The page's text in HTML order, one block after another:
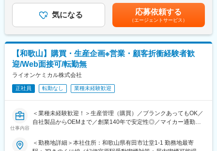
・1日5～6万点に及ぶ製品の製造管理
◎評価制度が明確で、努力が正当に評価される風土
・未経験入社から4年で係長昇格や新卒入社3年で課長昇格といっ
た実績多数
■勤務時間例：
0:00～9:00、1:00～10:00、7:00～16:00、8:00～17:00
13:00～22:00、9:00～18:00、5:00～14:00、6:00～15:00
※選考を通して配属課を決定いたします
■こだわり
https://www.fujimotofoods.co.jp/kodawari/index.html
https://www.fujimotofoods.co.jp/products/index.html
部次長、同本部長といったキャリアステップをご用意しておりま
す。
・正社員数：約10名（係長：1～2名、課長：1～2名）
少数精鋭の正社員体制で、現場全体を統括しています。
■やりがい魅力
◎何よりスケールの大きなマネジメント経験を積むことが可能で
す。
◎製造管理者として最大100名規模のメンバー管理、1日4～6万点
に及ぶ製品の製造管理、数億円/月の予実管理もやりがいのある仕
事です。
0:00～9:00、1:00～10:00、7:00～16:00、8:00～17:00
の金額であり、選考を通じて上下する可能性があります。月給(月
額)は固定手当を含めた表記です。
気になる 応募依頼する
（エージェントサービス）
【和歌山】購買・生産企画※営業・顧客折衝経験者歓
迎/Web面接可/転勤無
ライオンケミカル株式会社
正社員 転勤なし 業種未経験歓迎
仕事内容
＜業種未経験歓迎！＞生産管理（購買）／ブランクあってもOK／
自社製品からOEMまで／創業140年で安定性◎／マイカー通勤可
■業務内容：
当社で製造販売している、 芳香・消臭剤、 洗浄剤、その他日用
＜勤務地詳細＞本社住所：和歌山県有田市辻堂1-1 勤務地最寄